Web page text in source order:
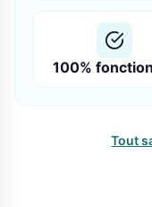
100%
Tout